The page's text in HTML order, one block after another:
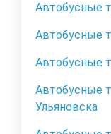
Автобусные
Автобусные
Автобусные
Автобусные
Ульяновска